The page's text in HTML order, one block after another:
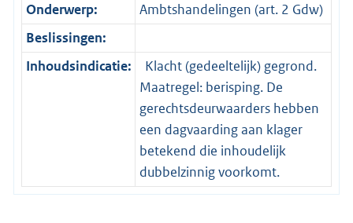
Onderwerp:
Ambtshandelingen (art. 2 Gdw)
Beslissingen:
Inhoudsindicatie:
Klacht (gedeeltelijk) gegrond.
Maatregel: berisping. De
gerechtsdeurwaarders hebben
een dagvaarding aan klager
betekend die inhoudelijk
dubbelzinnig voorkomt.